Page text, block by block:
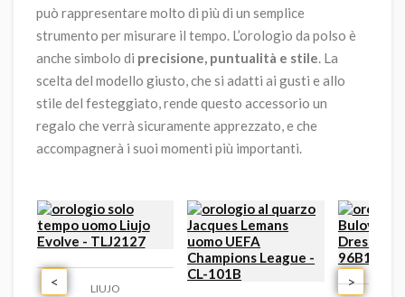
può rappresentare molto di più di un semplice
strumento per misurare il tempo. L’orologio da polso è
anche simbolo di precisione, puntualità e stile. La
scelta del modello giusto, che si adatti ai gusti e allo
stile del festeggiato, rende questo accessorio un
regalo che verrà sicuramente apprezzato, e che
accompagnerà i suoi momenti più importanti.
LIUJO
< >